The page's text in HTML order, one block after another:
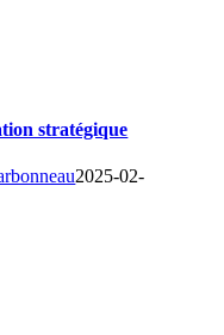
stratégique
2025-02-